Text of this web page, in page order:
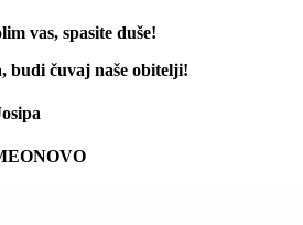
vas, spasite duše!
budi čuvaj naše obitelji!